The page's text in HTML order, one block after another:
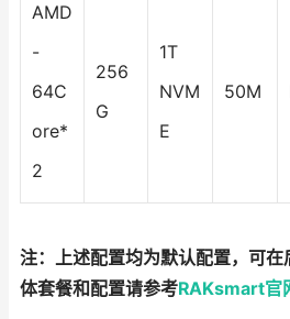
AMD
-
64C
ore*
2
256
G
1T
NVM
E
50M
注：上述配置均为默认配置，可
体套餐和配置请参考RAKsmart官